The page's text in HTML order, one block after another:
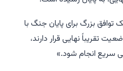
توافق بزرگ برای پایان جنگ با
تقریباً نهایی قرار دارند،
سریع انجام شود.»